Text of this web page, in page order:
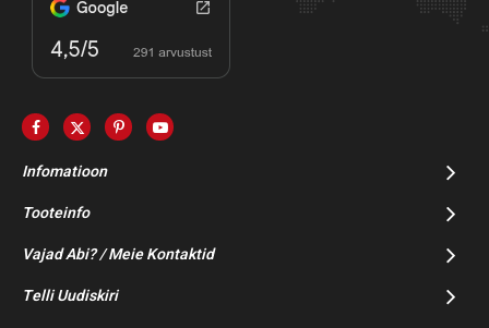
Infomatioon
Tooteinfo
Vajad Abi? / Meie Kontaktid
Telli Uudiskiri